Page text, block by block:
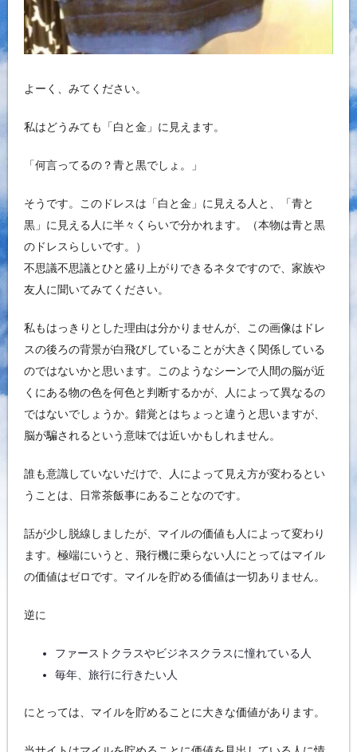
よーく、みてください。
私はどうみても「白と金」に見えます。
「何言ってるの？青と黒でしょ。」
そうです。このドレスは「白と金」に見える人と、「青と
黒」に見える人に半々くらいで分かれます。（本物は青と黒
のドレスらしいです。）
不思議不思議とひと盛り上がりできるネタですので、家族や
友人に聞いてみてください。
私もはっきりとした理由は分かりませんが、この画像はドレ
スの後ろの背景が白飛びしていることが大きく関係している
のではないかと思います。このようなシーンで人間の脳が近
くにある物の色を何色と判断するかが、人によって異なるの
ではないでしょうか。錯覚とはちょっと違うと思いますが、
脳が騙されるという意味では近いかもしれません。
誰も意識していないだけで、人によって見え方が変わるとい
うことは、日常茶飯事にあることなのです。
話が少し脱線しましたが、マイルの価値も人によって変わり
ます。極端にいうと、飛行機に乗らない人にとってはマイル
の価値はゼロです。マイルを貯める価値は一切ありません。
逆に
ファーストクラスやビジネスクラスに憧れている人
毎年、旅行に行きたい人
にとっては、マイルを貯めることに大きな価値があります。